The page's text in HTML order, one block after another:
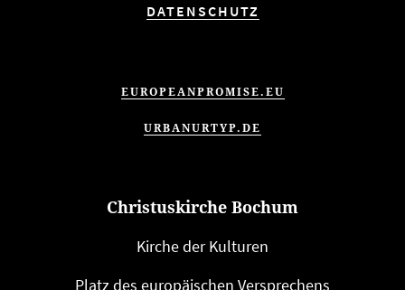
DATENSCHUTZ
EUROPEANPROMISE.EU
URBANURTYP.DE
Christuskirche Bochum
Kirche der Kulturen
Platz des euro­päi­schen Versprechens